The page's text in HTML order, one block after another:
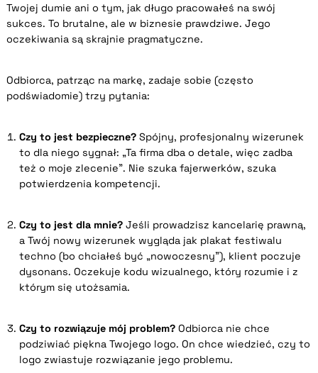
Twojej dumie ani o tym, jak długo pracowałeś na swój
sukces. To brutalne, ale w biznesie prawdziwe. Jego
oczekiwania są skrajnie pragmatyczne.
Odbiorca, patrząc na markę, zadaje sobie (często
podświadomie) trzy pytania:
Czy to jest bezpieczne? Spójny, profesjonalny wizerunek
to dla niego sygnał: „Ta firma dba o detale, więc zadba
też o moje zlecenie”. Nie szuka fajerwerków, szuka
potwierdzenia kompetencji.
Czy to jest dla mnie? Jeśli prowadzisz kancelarię prawną,
a Twój nowy wizerunek wygląda jak plakat festiwalu
techno (bo chciałeś być „nowoczesny”), klient poczuje
dysonans. Oczekuje kodu wizualnego, który rozumie i z
którym się utożsamia.
Czy to rozwiązuje mój problem? Odbiorca nie chce
podziwiać piękna Twojego logo. On chce wiedzieć, czy to
logo zwiastuje rozwiązanie jego problemu.